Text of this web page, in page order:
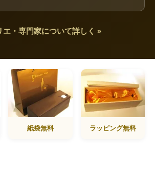
エ・専門家について詳しく »
紙袋無料 ラッピング無料